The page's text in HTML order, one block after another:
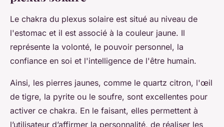
Le chakra du plexus solaire est situé au niveau de
l'estomac et il est associé à la couleur jaune. Il
représente la volonté, le pouvoir personnel, la
confiance en soi et l'intelligence de l'être humain.
Ainsi, les pierres jaunes, comme le quartz citron, l'œil
de tigre, la pyrite ou le soufre, sont excellentes pour
activer ce chakra. En le faisant, elles permettent à
l’utilisateur d’affirmer la personnalité, de réaliser les